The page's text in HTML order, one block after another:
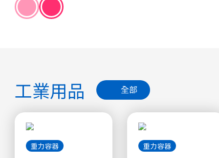
工業用品 全部
重力容器 重力容器